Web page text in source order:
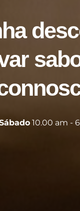
10.00 am -